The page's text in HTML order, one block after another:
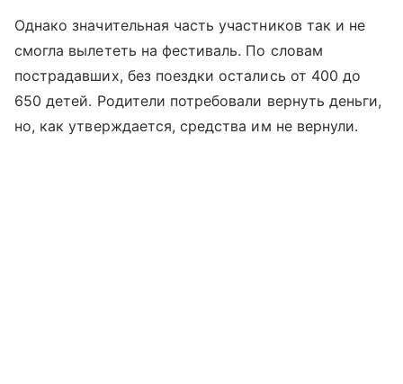
Однако значительная часть участников так и не
смогла вылететь на фестиваль. По словам
пострадавших, без поездки остались от 400 до
650 детей. Родители потребовали вернуть деньги,
но, как утверждается, средства им не вернули.